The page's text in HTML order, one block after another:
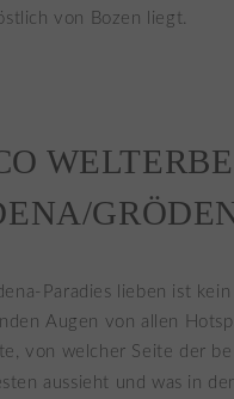
von Bozen liegt.
Paradies lieben ist
Augen von allen
von welcher Seite der
aussieht und was in